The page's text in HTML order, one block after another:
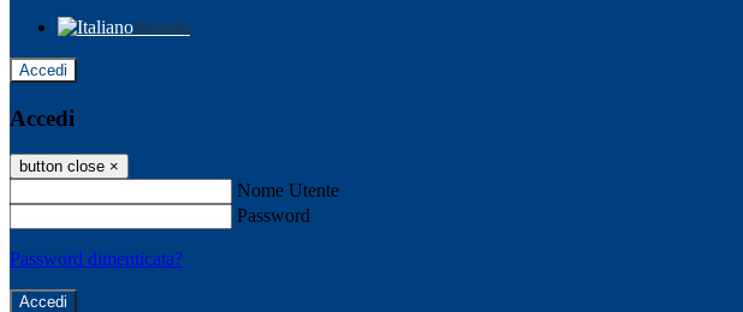
Italiano
Accedi
Accedi
button close ×
Nome Utente
Password
Password dimenticata?